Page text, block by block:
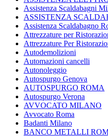
Assistenza Scaldabagni
ASSISTENZA
Assistenza Scaldabagno
Attrezzature per
Attrezzature Per
Autodemolizioni
Automazioni cancelli
Autonoleggio
Autospurgo Genova
AUTOSPURGO ROMA
Autospurgo Verona
AVVOCATO MILANO
Avvocato Roma
Badanti Milano
BANCO METALLI